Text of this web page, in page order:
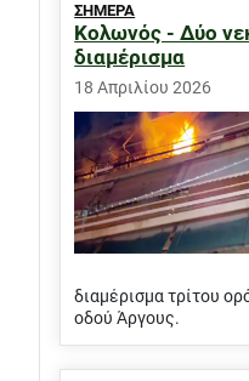
ΣΗΜΕΡΑ
Κολωνός - Δύο
διαμέρισμα
18 Απριλίου 2026
διαμέρισμα τρίτου
οδού Άργους.